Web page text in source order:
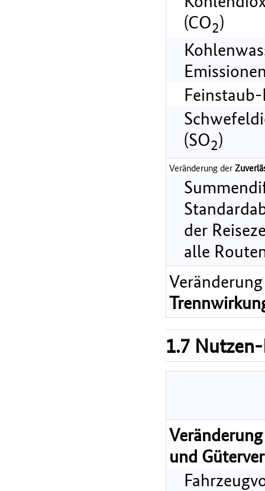
(CO2)
(SO2)
Veränderung der
der
alle
1.7
und